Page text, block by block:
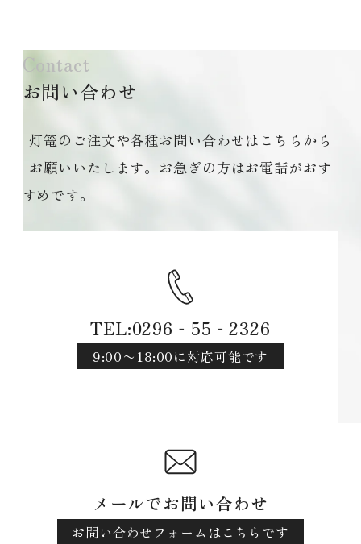
Contact
お問い合わせ
灯篭のご注文や各種お問い合わせはこちらから
お願いいたします。お急ぎの方はお電話がおす
すめです。
TEL:0296‐55‐2326
9:00〜18:00に対応可能です
メールでお問い合わせ
お問い合わせフォームはこちらです